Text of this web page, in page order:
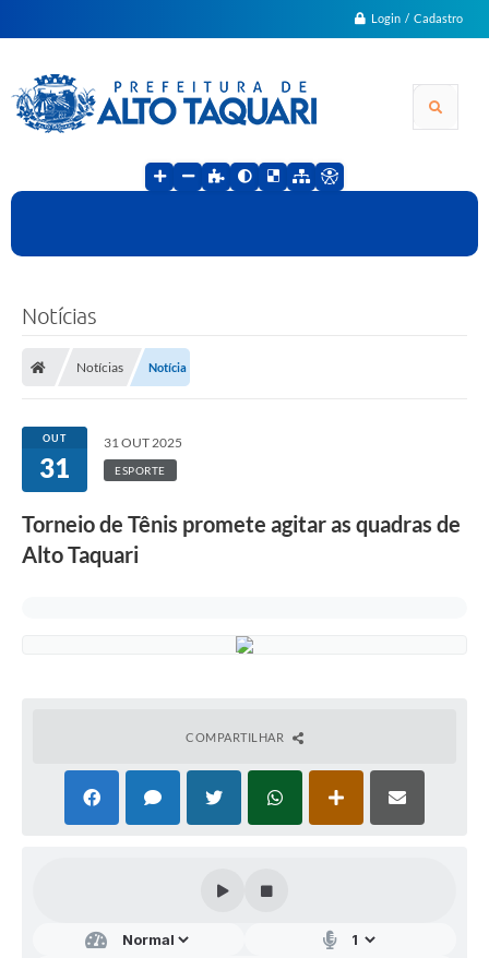
Login / Cadastro
Notícias
Notícias Notícia
OUT
31
31 OUT 2025
ESPORTE
Torneio de Tênis promete agitar as quadras de
Alto Taquari
COMPARTILHAR